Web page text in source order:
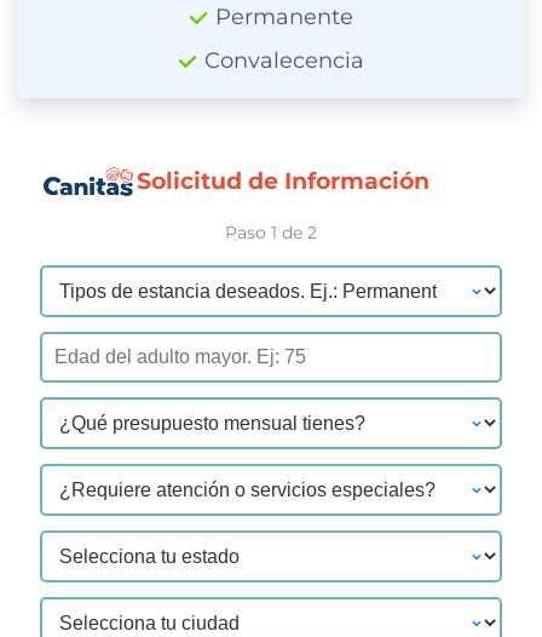
Permanente
Convalecencia
Solicitud de Información
Paso 1 de 2